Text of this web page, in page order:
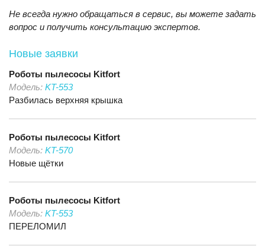
Не всегда нужно обращаться в сервис, вы можете задать
вопрос и получить консультацию экспертов.
Новые заявки
Роботы пылесосы Kitfort
Модель: KT-553
Разбилась верхняя крышка
Роботы пылесосы Kitfort
Модель: KT-570
Новые щётки
Роботы пылесосы Kitfort
Модель: KT-553
ПЕРЕЛОМИЛ